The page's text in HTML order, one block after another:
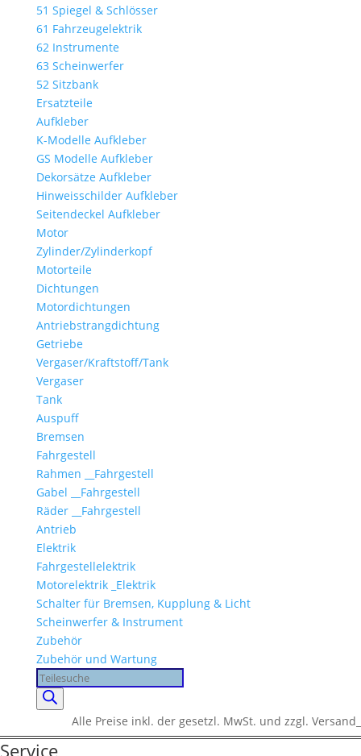
51 Spiegel & Schlösser
61 Fahrzeugelektrik
62 Instrumente
63 Scheinwerfer
52 Sitzbank
Ersatzteile
Aufkleber
K-Modelle Aufkleber
GS Modelle Aufkleber
Dekorsätze Aufkleber
Hinweisschilder Aufkleber
Seitendeckel Aufkleber
Motor
Zylinder/Zylinderkopf
Motorteile
Dichtungen
Motordichtungen
Antriebstrangdichtung
Getriebe
Vergaser/Kraftstoff/Tank
Vergaser
Tank
Auspuff
Bremsen
Fahrgestell
Rahmen __Fahrgestell
Gabel __Fahrgestell
Räder __Fahrgestell
Antrieb
Elektrik
Fahrgestellelektrik
Motorelektrik _Elektrik
Schalter für Bremsen, Kupplung & Licht
Scheinwerfer & Instrument
Zubehör
Zubehör und Wartung
Products
search
Alle Preise inkl. der gesetzl. MwSt. und zzgl. Versand_
Service